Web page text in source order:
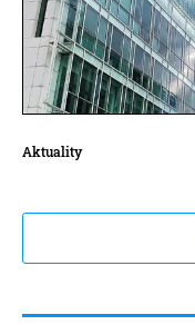
Aktuality